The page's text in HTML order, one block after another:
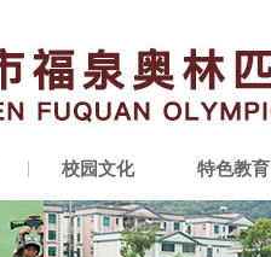
校园文化 特色教育